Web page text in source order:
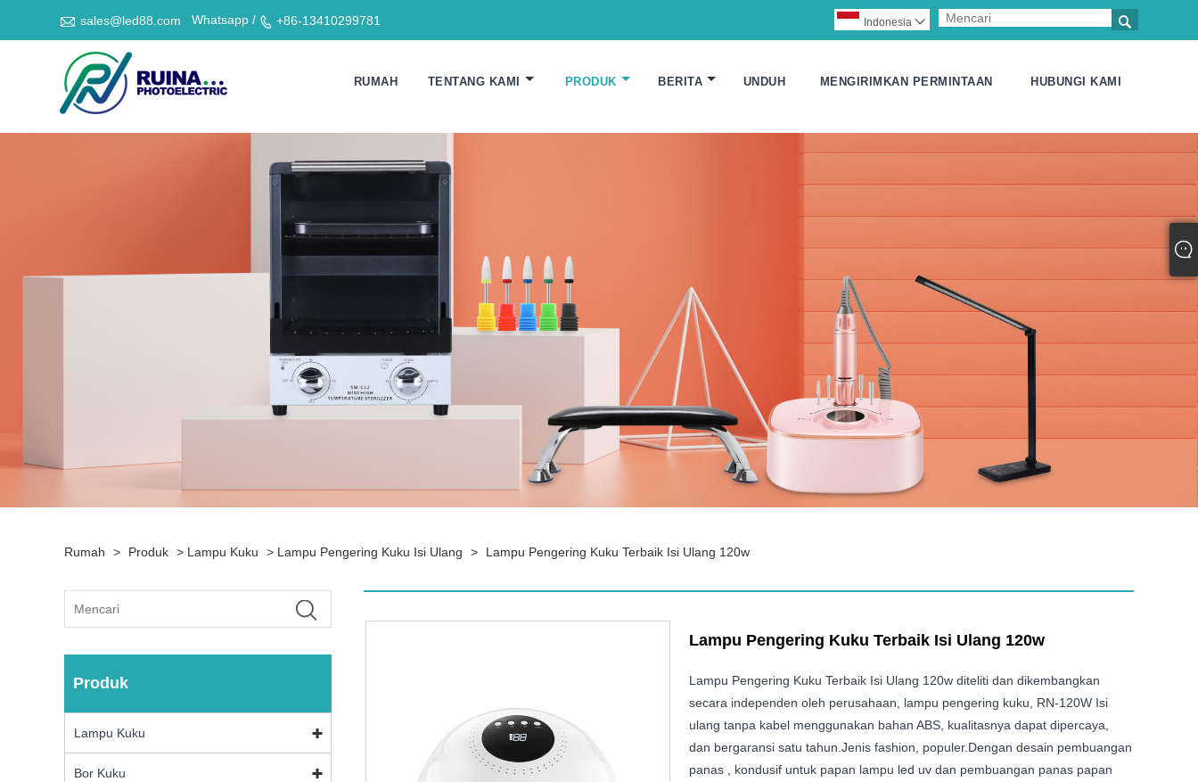
 sales@led88.com Whatsapp /  +86-13410299781 
Indonesia 
RUMAH TENTANG KAMI PRODUK BERITA UNDUH MENGIRIMKAN PERMINTAAN HUBUNGI KAMI
Rumah > Produk > Lampu Kuku > Lampu Pengering Kuku Isi Ulang > Lampu Pengering Kuku Terbaik Isi Ulang 120w
Produk
Lampu Kuku
Bor Kuku
Lampu Pengering Kuku Terbaik Isi Ulang 120w
Lampu Pengering Kuku Terbaik Isi Ulang 120w diteliti dan dikembangkan
secara independen oleh perusahaan, lampu pengering kuku, RN-120W Isi
ulang tanpa kabel menggunakan bahan ABS, kualitasnya dapat dipercaya,
dan bergaransi satu tahun.Jenis fashion, populer.Dengan desain pembuangan
panas , kondusif untuk papan lampu led uv dan pembuangan panas papan